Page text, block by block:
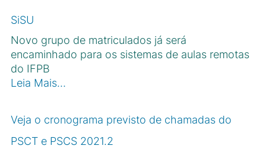
SiSU
Novo grupo de matriculados já será
encaminhado para os sistemas de aulas remotas
do IFPB
Leia Mais…
Veja o cronograma previsto de chamadas do
PSCT e PSCS 2021.2